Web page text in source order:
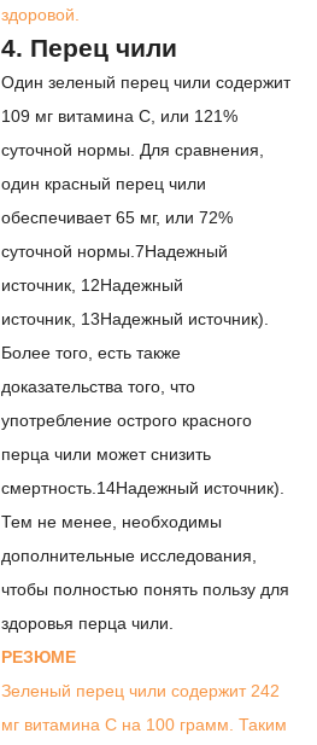
здоровой.
4. Перец чили
Один зеленый перец чили содержит
109 мг витамина С, или 121%
суточной нормы. Для сравнения,
один красный перец чили
обеспечивает 65 мг, или 72%
суточной нормы. 7Надежный
источник, 12Надежный
источник, 13Надежный источник).
Более того, есть также
доказательства того, что
употребление острого красного
перца чили может снизить
смертность. 14Надежный источник).
Тем не менее, необходимы
дополнительные исследования,
чтобы полностью понять пользу для
здоровья перца чили.
РЕЗЮМЕ
Зеленый перец чили содержит 242
мг витамина С на 100 грамм. Таким